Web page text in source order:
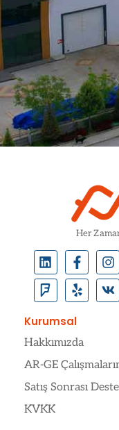
Her
Kurumsal
Hakkımızda
AR-GE
Satış Sonrası
KVKK